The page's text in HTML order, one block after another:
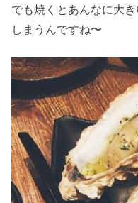
でも焼くとあんなに大
しまうんですね〜